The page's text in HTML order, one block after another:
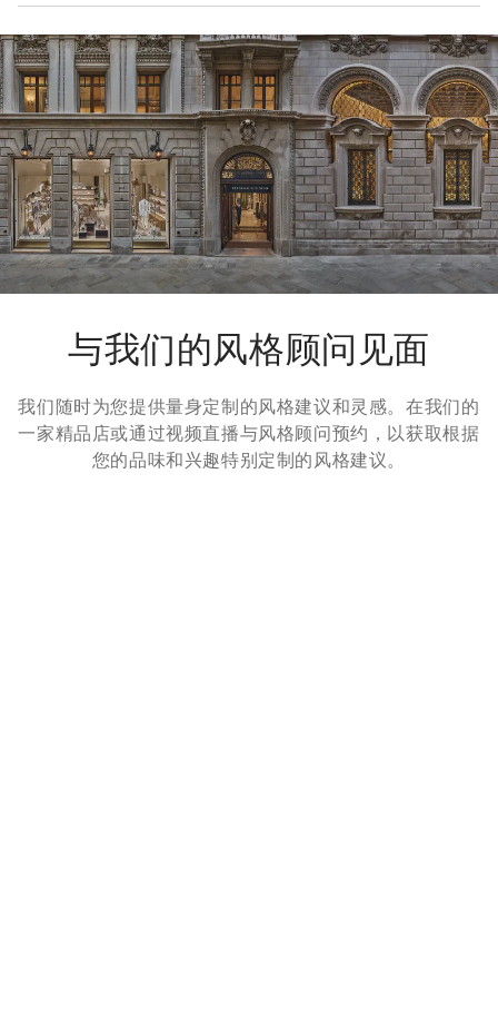
我们所有服装的寄送都是免费的。全球快递从周一到周五执行，
一般在5个工作日内送达。有关交货时间的更多信息，请参考运
输页面。
退货方式
我们很乐意为您免费提供7天退货，30天换货服务。更多信息，
请参考退货页面。
与我们的风格顾问见面
我们随时为您提供量身定制的风格建议和灵感。在我们的
一家精品店或通过视频直播与风格顾问预约，以获取根据
您的品味和兴趣特别定制的风格建议。